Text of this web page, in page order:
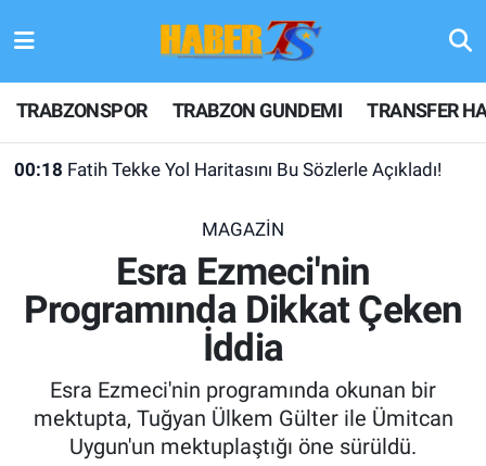
TRABZONSPOR TRABZON GUNDEMI TRANSFER
00:18 Fatih Tekke Yol Haritasını Bu Sözlerle Açıkladı!
MAGAZİN
Esra Ezmeci'nin
Programında Dikkat Çeken
İddia
Esra Ezmeci'nin programında okunan bir
mektupta, Tuğyan Ülkem Gülter ile Ümitcan
Uygun'un mektuplaştığı öne sürüldü.
TRABZONSPOR
TRABZON GUNDEMI
KULİS MEYDANI
FUTBOL
Hava Durumu
Trafik Durumu
Son Dakika Haberleri